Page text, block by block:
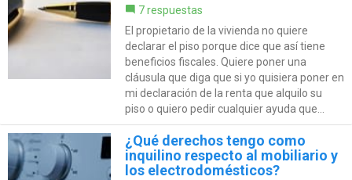
7 respuestas
El propietario de la vivienda no quiere
declarar el piso porque dice que así tiene
beneficios fiscales. Quiere poner una
cláusula que diga que si yo quisiera poner en
mi declaración de la renta que alquilo su
piso o quiero pedir cualquier ayuda que...
¿Qué derechos tengo como
inquilino respecto al mobiliario y
los electrodomésticos?